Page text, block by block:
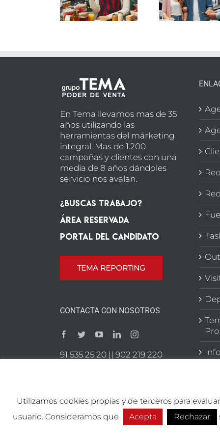
EN
MARBELLA
En Tema llevamos mas de 35
años utilizando las
herramientas del márketing
integral. Mas de 1.200
campañas y clientes con una
media de 8 años dándoles
servicio nos avalan.
¿Buscas Trabajo?
Área Reservada
Portal del candidato
TEMA REPORTING
CONTACTA CON NOSOTROS
91 535 25 20 || 902 219 220
Copyright 2026 TEMA Marketing Integral | Todos los
Utilizamos cookies propias y de terceros para
usuario. Consideramos que
Acepta Rechazar